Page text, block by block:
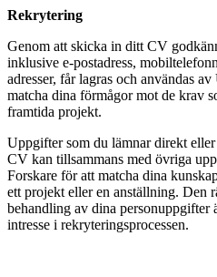
Rekrytering
Genom att skicka in ditt CV
inklusive e-postadress,
adresser, får lagras och användas
matcha dina förmågor mot de krav
framtida projekt.
Uppgifter som du lämnar direkt
CV kan tillsammans med övriga
Forskare för att matcha dina
ett projekt eller en anställning. Den
behandling av dina personuppgifter
intresse i rekryteringsprocessen.